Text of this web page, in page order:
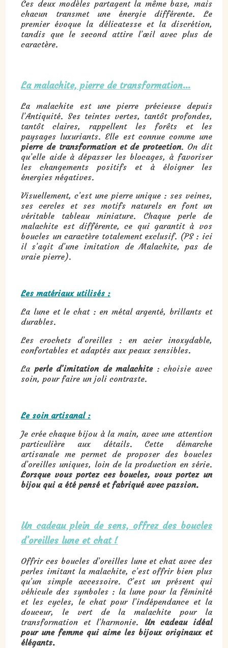
Ces deux modèles partagent la même base, mais
chacun transmet une énergie différente. Le
premier évoque la délicatesse et la discrétion,
tandis que le second attire l’œil avec plus de
caractère.
La malachite, pierre de transformation…
La malachite est une pierre précieuse depuis
l’Antiquité. Ses teintes vertes, tantôt profondes,
tantôt claires, rappellent les forêts et les
paysages luxuriants. Elle est connue comme une
pierre de transformation et de protection. On dit
qu’elle aide à dépasser les blocages, à favoriser
les changements positifs et à éloigner les
énergies négatives.
Visuellement, c’est une pierre unique : ses veines,
ses cercles et ses motifs naturels en font un
véritable tableau miniature. Chaque perle de
malachite est différente, ce qui garantit à vos
boucles un caractère totalement exclusif. (PS : ici
il s’agit d’une imitation de Malachite, pas de
vraie pierre).
Les matériaux utilisés :
La lune et le chat : en métal argenté, brillants et
durables.
Les crochets d’oreilles : en acier inoxydable,
confortables et adaptés aux peaux sensibles.
La perle d’imitation de malachite: choisie avec
soin, pour faire un joli contraste.
Le soin artisanal :
Je crée chaque bijou à la main, avec une attention
particulière aux détails. Cette démarche
artisanale me permet de proposer des boucles
d’oreilles uniques, loin de la production en série.
Lorsque vous portez ces boucles, vous portez un
bijou qui a été pensé et fabriqué avec passion.
Un cadeau plein de sens, offrez des boucles
d’oreilles lune et chat !
Offrir ces boucles d’oreilles lune et chat avec des
perles imitant la malachite, c’est offrir bien plus
qu’un simple accessoire. C’est un présent qui
véhicule des symboles : la lune pour la féminité
et les cycles, le chat pour l’indépendance et la
douceur, le vert de la malachite pour la
transformation et l’harmonie. Un cadeau idéal
pour une femme qui aime les bijoux originaux et
élégants.